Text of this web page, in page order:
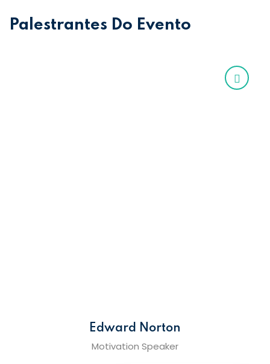
Palestrantes Do Evento
Edward Norton
Motivation Speaker